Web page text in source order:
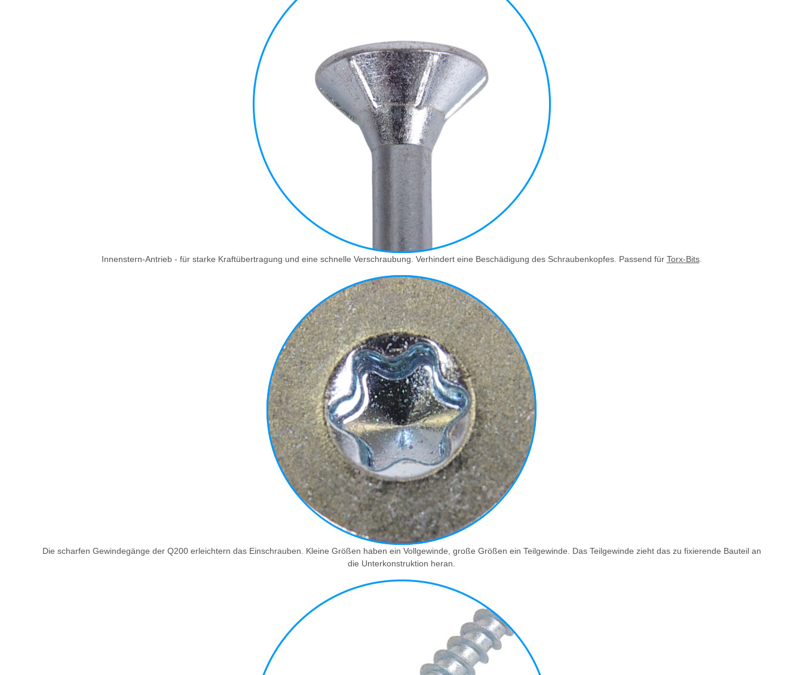
Innenstern-Antrieb - für starke Kraftübertragung und eine schnelle Verschraubung. Verhindert eine Beschädigung des Schraubenkopfes. Passend für Torx-Bits.
Die scharfen Gewindegänge der Q200 erleichtern das Einschrauben. Kleine Größen haben ein Vollgewinde, große Größen ein Teilgewinde. Das Teilgewinde zieht das zu fixierende Bauteil an
die Unterkonstruktion heran.